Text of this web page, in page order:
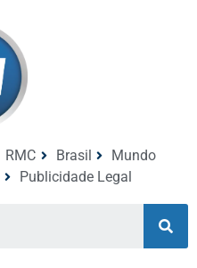
RMC Brasil
Mundo
Publicidade Legal